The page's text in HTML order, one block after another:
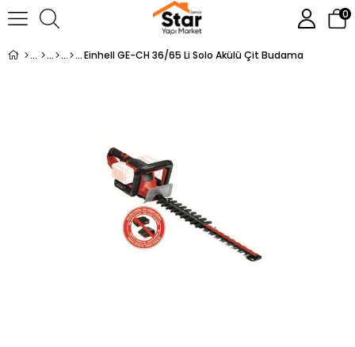
0
Einhell GE-CH 36/65 Li Solo Akülü Çit Budama